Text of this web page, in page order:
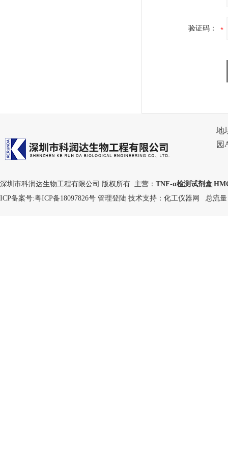
验证码：
地
园
深圳市科润达生物工程有限公司 版权所有 主营： TNF-α检测试剂盒
ICP备案号:粤ICP备18097826号 管理登陆 技术支持： 化工仪器网 总流量